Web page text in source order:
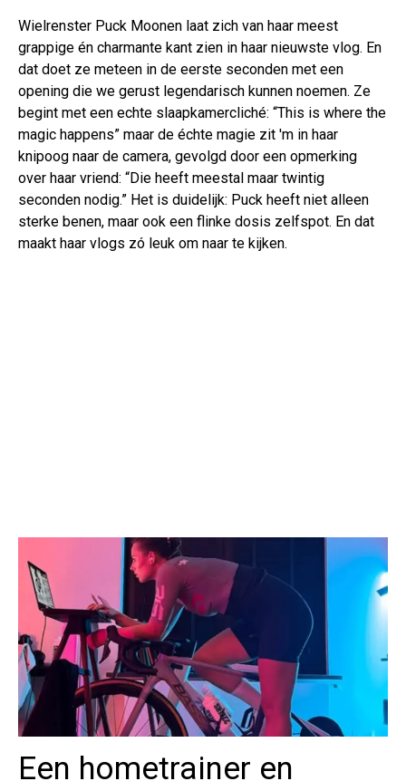
Wielrenster Puck Moonen laat zich van haar meest
grappige én charmante kant zien in haar nieuwste vlog. En
dat doet ze meteen in de eerste seconden met een
opening die we gerust legendarisch kunnen noemen. Ze
begint met een echte slaapkamercliché: “This is where the
magic happens” maar de échte magie zit 'm in haar
knipoog naar de camera, gevolgd door een opmerking
over haar vriend: “Die heeft meestal maar twintig
seconden nodig.” Het is duidelijk: Puck heeft niet alleen
sterke benen, maar ook een flinke dosis zelfspot. En dat
maakt haar vlogs zó leuk om naar te kijken.
Een hometrainer en